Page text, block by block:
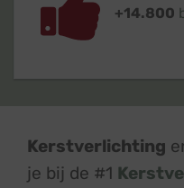
+14.800
Kerstverlichting
je bij de #1